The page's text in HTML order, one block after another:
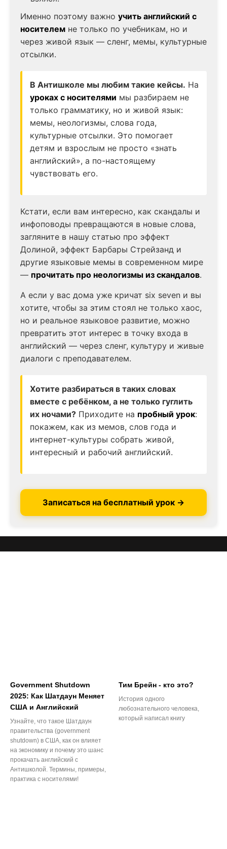
Именно поэтому важно учить английский с
носителем не только по учебникам, но и
через живой язык — сленг, мемы, культурные
отсылки.
В Антишколе мы любим такие кейсы. На
уроках с носителями мы разбираем не
только грамматику, но и живой язык:
мемы, неологизмы, слова года,
культурные отсылки. Это помогает
детям и взрослым не просто «знать
английский», а по-настоящему
чувствовать его.
Кстати, если вам интересно, как скандалы и
инфоповоды превращаются в новые слова,
загляните в нашу статью про эффект
Долиной, эффект Барбары Стрейзанд и
другие языковые мемы в современном мире
— прочитать про неологизмы из скандалов.
А если у вас дома уже кричат six seven и вы
хотите, чтобы за этим стоял не только хаос,
но и реальное языковое развитие, можно
превратить этот интерес в точку входа в
английский — через сленг, культуру и живые
диалоги с преподавателем.
Хотите разбираться в таких словах
вместе с ребёнком, а не только гуглить
их ночами? Приходите на пробный урок:
покажем, как из мемов, слов года и
интернет-культуры собрать живой,
интересный и рабочий английский.
Записаться на бесплатный урок →
Government Shutdown
2025: Как Шатдаун Меняет
США и Английский
Узнайте, что такое Шатдаун
правительства (government
shutdown) в США, как он влияет
на экономику и почему это шанс
прокачать английский с
Антишколой. Термины, примеры,
практика с носителями!
Тим Брейн - кто это?
История одного
любознательного человека,
который написал книгу